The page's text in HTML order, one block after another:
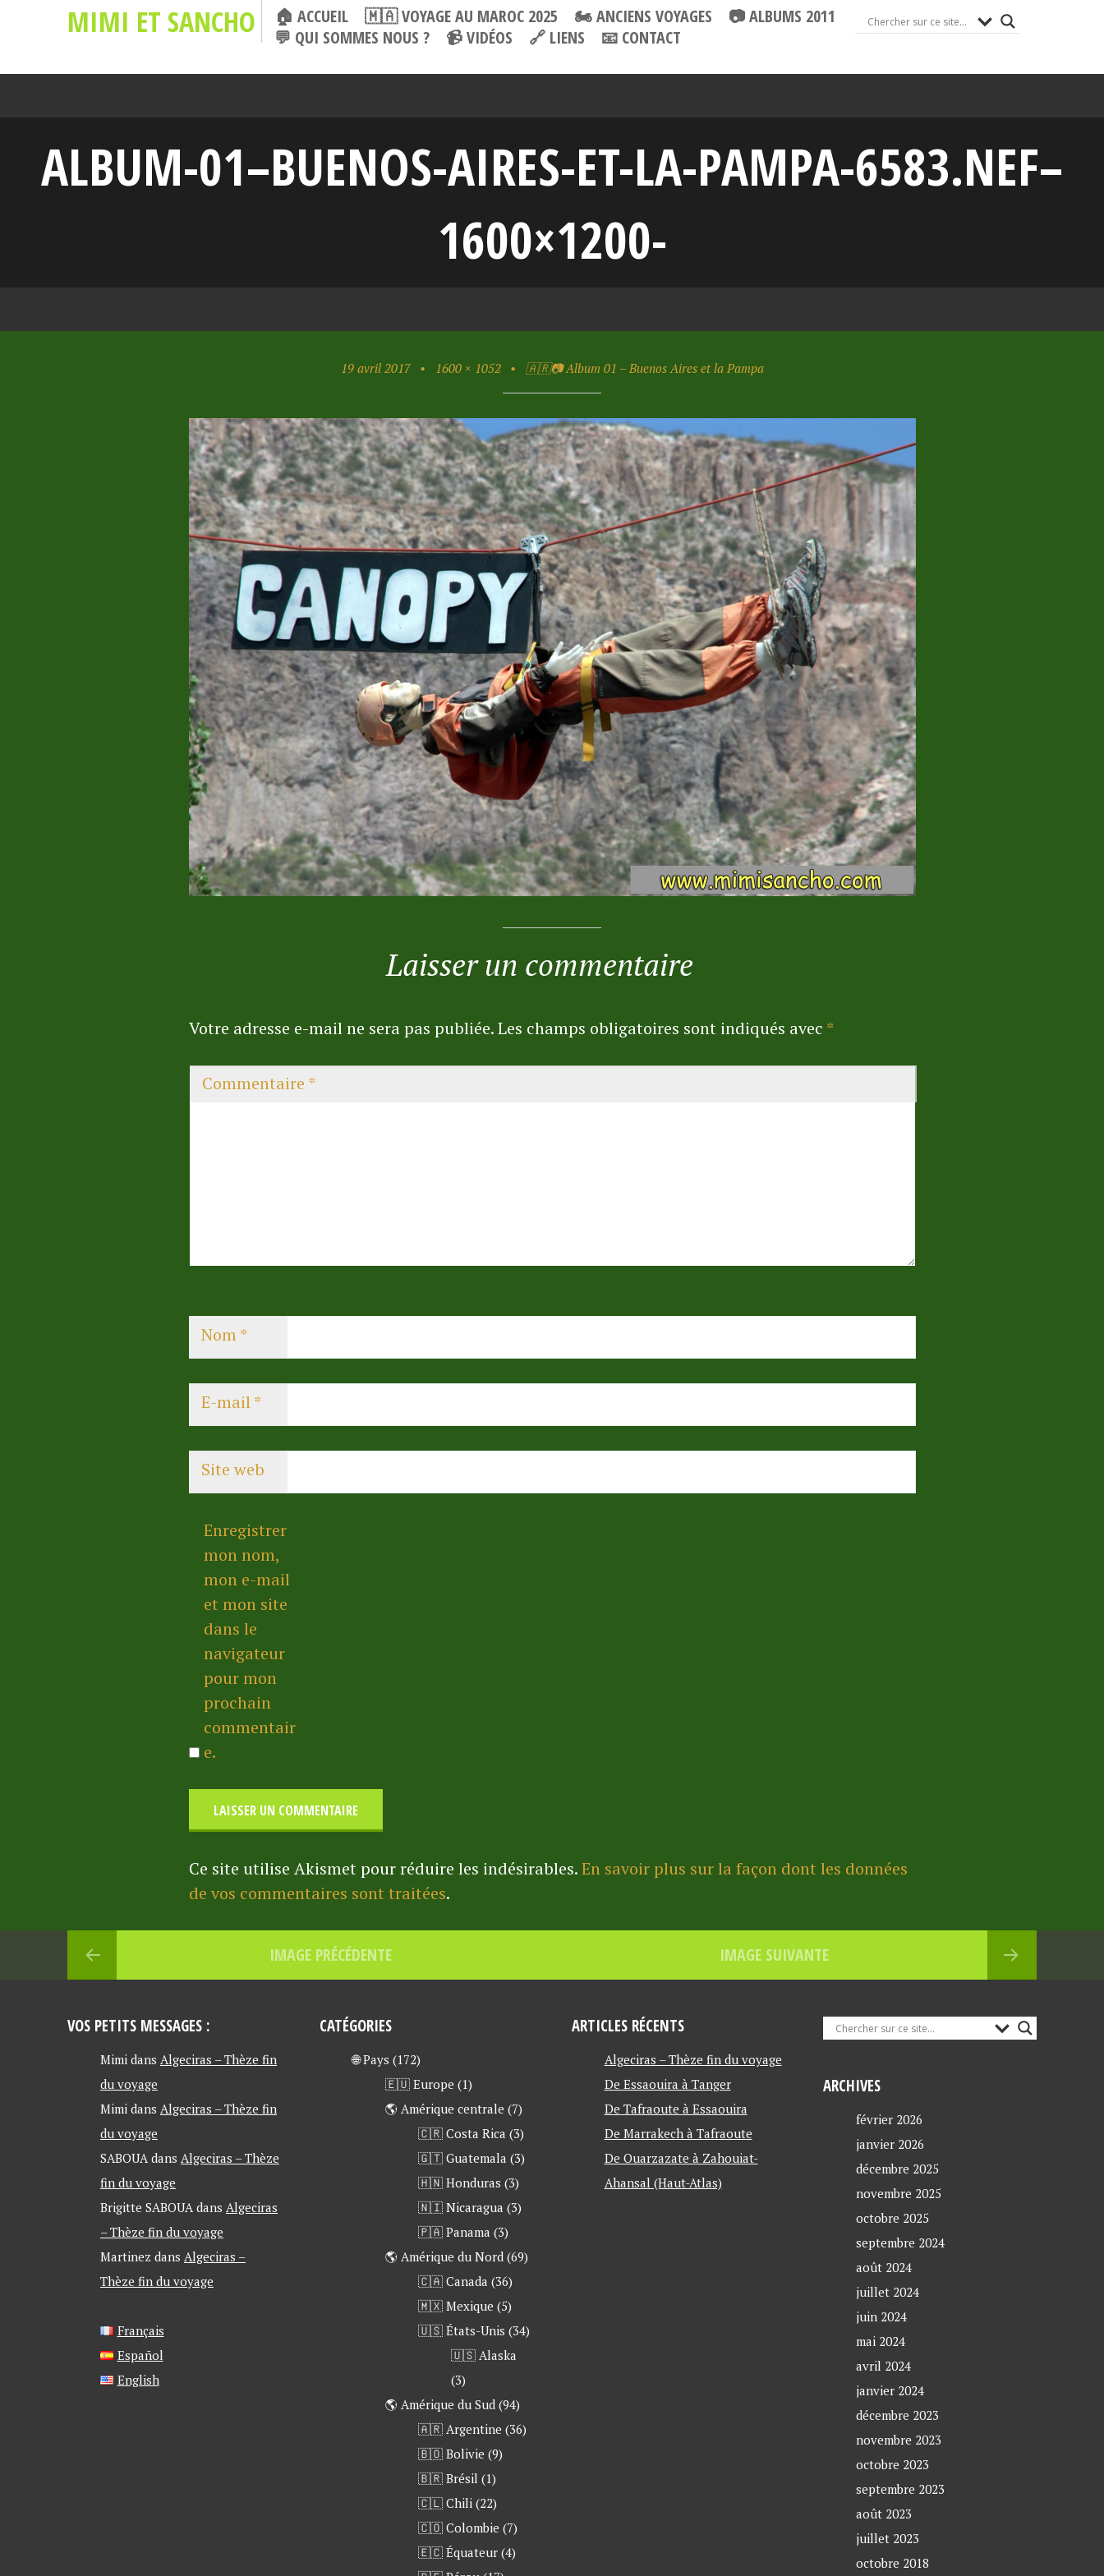
MIMI ET SANCHO 🏠 ACCUEIL 🇲🇦 VOYAGE AU MAROC 2025 🏍 ANCIENS VOYAGES
📷 ALBUMS 2011
💬 QUI SOMMES NOUS ?
📹 VIDÉOS 🔗 LIENS 📧 CONTACT
ALBUM-01–BUENOS-AIRES-ET-LA-PAMPA-6583.NEF–
1600×1200-
19 avril 2017 • 1600 × 1052 • 🇦🇷📷 Album 01 – Buenos Aires et la Pampa
Laisser un commentaire
Votre adresse e-mail ne sera pas publiée. Les champs obligatoires sont indiqués avec *
Commentaire *
Nom*
E-mail *
Site web
Enregistrer
mon nom,
mon e-mail
et mon site
dans le
navigateur
pour mon
prochain
commentair
e.
Ce site utilise Akismet pour réduire les indésirables.En savoir plus sur la façon dont les données
de vos commentaires sont traitées.
IMAGE PRÉCÉDENTE IMAGE SUIVANTE
VOS PETITS MESSAGES :
Mimi dans Algeciras – Thèze fin
du voyage
Mimi dans Algeciras – Thèze fin
du voyage
SABOUAdans Algeciras – Thèze
fin du voyage
Brigitte SABOUAdans Algeciras
– Thèze fin du voyage
Martinez dans Algeciras –
Thèze fin du voyage
Français
Español
English
CATÉGORIES
🌐 Pays (172)
🇪🇺 Europe (1)
🌎 Amérique centrale (7)
🇨🇷 Costa Rica (3)
🇬🇹 Guatemala (3)
🇭🇳 Honduras (3)
🇳🇮 Nicaragua (3)
🇵🇦 Panama (3)
🌎 Amérique du Nord(69)
🇨🇦 Canada (36)
🇲🇽 Mexique (5)
🇺🇸 États-Unis (34)
🇺🇸 Alaska
(3)
🌎 Amérique du Sud(94)
🇦🇷 Argentine (36)
🇧🇴 Bolivie (9)
🇧🇷 Brésil (1)
🇨🇱 Chili(22)
🇨🇴 Colombie (7)
🇪🇨 Équateur(4)
ARTICLES RÉCENTS
Algeciras – Thèze fin du voyage
De Essaouira à Tanger
De Tafraoute à Essaouira
De Marrakech à Tafraoute
De Ouarzazate à Zahouiat-
Ahansal (Haut-Atlas)
ARCHIVES
février 2026
janvier 2026
décembre 2025
novembre 2025
octobre 2025
septembre 2024
août 2024
juillet 2024
juin 2024
mai 2024
avril 2024
janvier 2024
décembre 2023
novembre 2023
octobre 2023
septembre 2023
août 2023
juillet 2023
octobre 2018